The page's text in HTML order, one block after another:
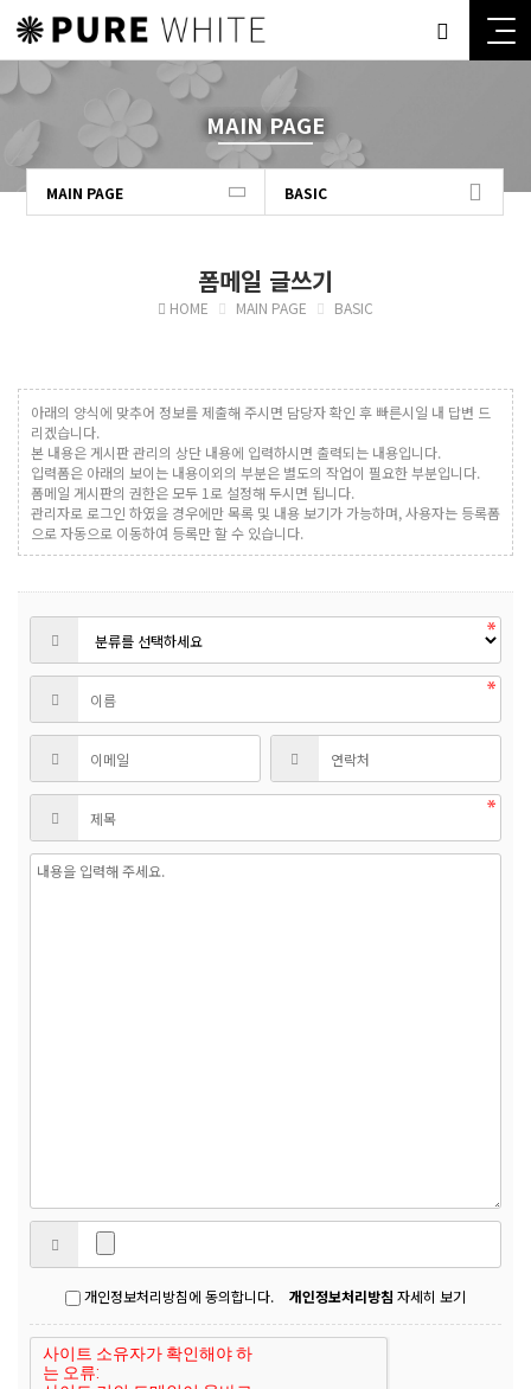
MAIN PAGE
MAIN PAGE BASIC
폼메일 글쓰기
HOME MAIN PAGE BASIC
아래의 양식에 맞추어 정보를 제출해 주시면 담당자 확인 후 빠른시일 내 답변 드
리겠습니다.
본 내용은 게시판 관리의 상단 내용에 입력하시면 출력되는 내용입니다.
입력폼은 아래의 보이는 내용이외의 부분은 별도의 작업이 필요한 부분입니다.
폼메일 게시판의 권한은 모두 1로 설정해 두시면 됩니다.
관리자로 로그인 하였을 경우에만 목록 및 내용 보기가 가능하며, 사용자는 등록폼
으로 자동으로 이동하여 등록만 할 수 있습니다.
개인정보처리방침에 동의합니다. 개인정보처리방침 자세히 보기